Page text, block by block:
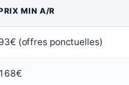
MIN A/R
(offres ponctuelles)
168€